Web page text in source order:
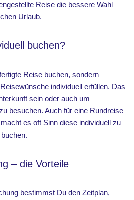
Reise die bessere Wahl
Urlaub.
buchen?
Reise buchen, sondern
individuell erfüllen. Das
sein oder auch um
besuchen. Auch für eine Rundreise
es oft Sinn diese individuell zu
– die Vorteile
bestimmst Du den Zeitplan,